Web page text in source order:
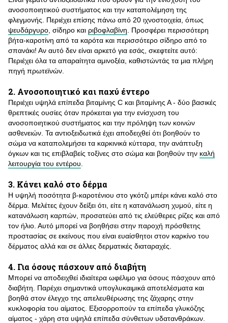
ανοσοποιητικού συστήματος και την καταπολέμηση της
φλεγμονής. Περιέχει επίσης πάνω από 20 ιχνοστοιχεία, όπως
ψευδάργυρο , σίδηρο και ριβοφλαβίνη . Προσφέρει περισσότερη
βήτα-καροτίνη από τα καρότα και περισσότερο σίδηρο από το
σπανάκι! Αν αυτό δεν είναι αρκετό για εσάς, σκεφτείτε αυτό:
Περιέχει όλα τα απαραίτητα αμινοξέα, καθιστώντάς τα μια πλήρη
πηγή πρωτεϊνών.
2. Ανοσοποιητικό και παχύ έντερο
Περιέχει υψηλά επίπεδα βιταμίνης C και βιταμίνης Α - δύο βασικές
θρεπτικές ουσίες όταν πρόκειται για την ενίσχυση του
ανοσοποιητικού συστήματος και την πρόληψη των κοινών
ασθενειών. Τα αντιοξειδωτικά έχει αποδειχθεί ότι βοηθούν το
σώμα να καταπολεμήσει τα καρκινικά κύτταρα, την ανάπτυξη
όγκων και τις επιβλαβείς τοξίνες στο σώμα και βοηθούν την καλή
λειτουργία του εντέρου
3. Κάνει καλό στο δέρμα
Η υψηλή ποσότητα β-καροτένιου στο γκότζι μπέρι κάνει καλό στο
δέρμα. Μελέτες έχουν δείξει ότι, είτε η κατανάλωση χυμού, είτε η
κατανάλωση καρπών, προσατεύει από τις ελεύθερες ρίζες και από
τον ήλιο. Αυτό μπορεί να βοηθήσει στην παροχή πρόσθετης
προστασίας σε εκείνους που είναι ευαίσθητοι στον καρκίνο του
δέρματος αλλά και σε άλλες δερματικές διαταραχές.
4. Για όσους πάσχουν από διαβήτη
Μπορεί να αποδειχθεί ιδιαίτερα ωφέλιμο για όσους πάσχουν από
διαβήτη. Παρέχει σημαντικά υπογλυκαιμικά αποτελέσματα και
βοηθά στον έλεγχο της απελευθέρωσης της ζάχαρης στην
κυκλοφορία του αίματος. Εξισορροπούν τα επίπεδα γλυκόζης
αίματος - χάρη στα υψηλά επίπεδα σύνθετων υδατανθράκων.